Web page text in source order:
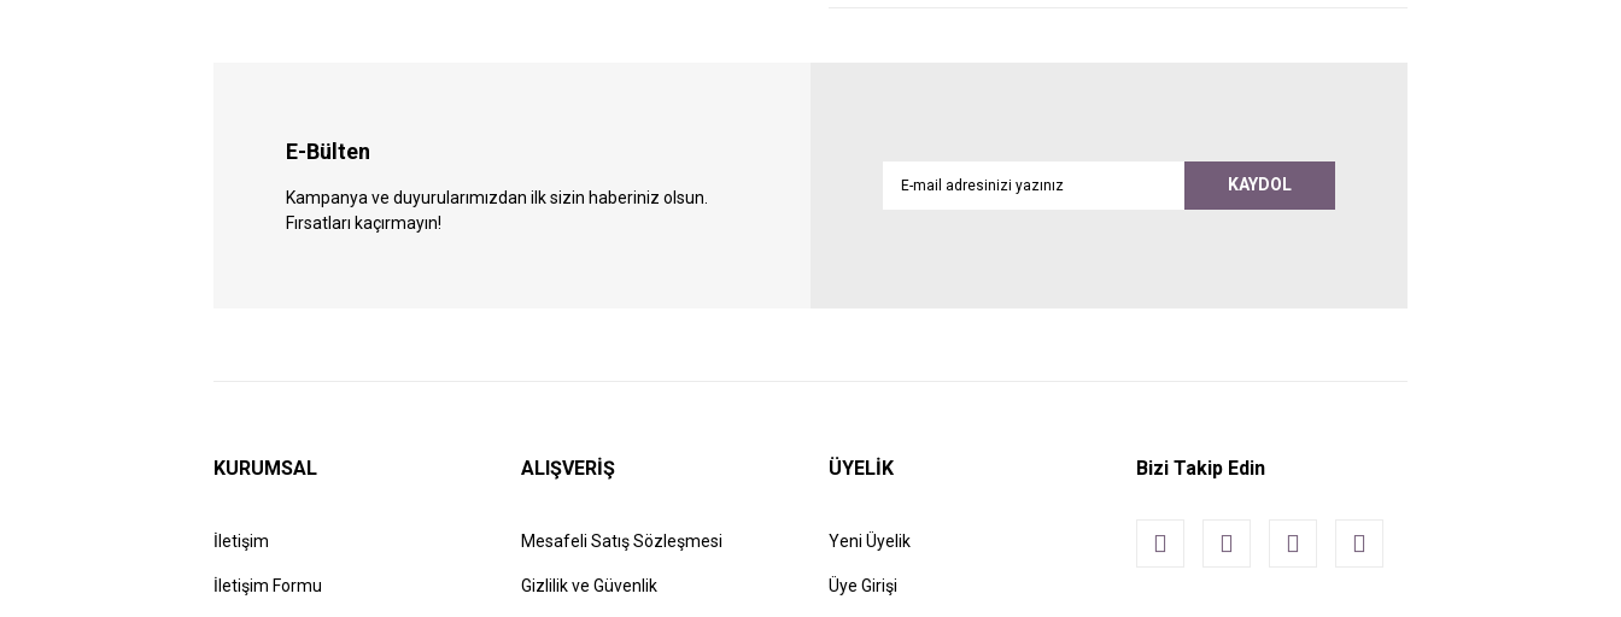
E-Bülten
Kampanya ve duyurularımızdan ilk sizin haberiniz olsun.
Fırsatları kaçırmayın!
KAYDOL
KURUMSAL
İletişim
İletişim Formu
ALIŞVERİŞ
Mesafeli Satış Sözleşmesi
Gizlilik ve Güvenlik
ÜYELİK
Yeni Üyelik
Üye Girişi
Bizi Takip Edin